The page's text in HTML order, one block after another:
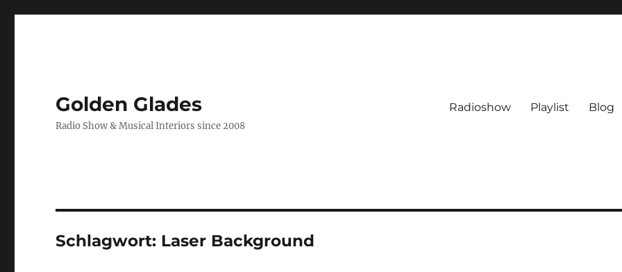
Golden Glades
Radio Show & Musical Interiors since 2008
Radioshow Playlist Blog
Schlagwort: Laser Background